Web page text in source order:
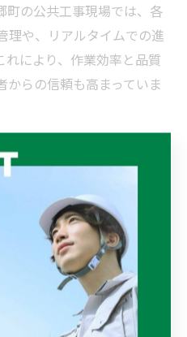
町の公共工事現場では、各
理や、リアルタイムでの進
れにより、作業効率と品質
からの信頼も高まっていま
の対応体制構築が不可欠で
ズを進めることが、技術革
ります。
建設の実例を知